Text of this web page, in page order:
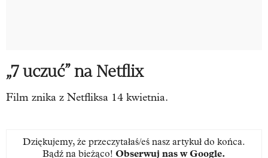
„7 uczuć” na Netflix
Film znika z Netfliksa 14 kwietnia.
Dziękujemy, że przeczytałaś/eś nasz artykuł do końca.
Bądź na bieżąco! Obserwuj nas w Google.